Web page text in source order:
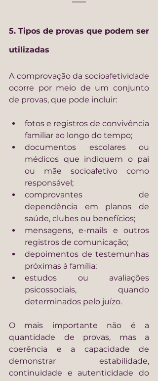
5. Tipos de provas que podem ser
utilizadas
A comprovação da socioafetividade
ocorre por meio de um conjunto
de provas, que pode incluir:
fotos e registros de convivência
familiar ao longo do tempo;
documentos escolares ou
médicos que indiquem o pai
ou mãe socioafetivo como
responsável;
comprovantes de
dependência em planos de
saúde, clubes ou benefícios;
mensagens, e-mails e outros
registros de comunicação;
depoimentos de testemunhas
próximas à família;
estudos ou avaliações
psicossociais, quando
determinados pelo juízo.
O mais importante não é a
quantidade de provas, mas a
coerência e a capacidade de
demonstrar estabilidade,
continuidade e autenticidade do